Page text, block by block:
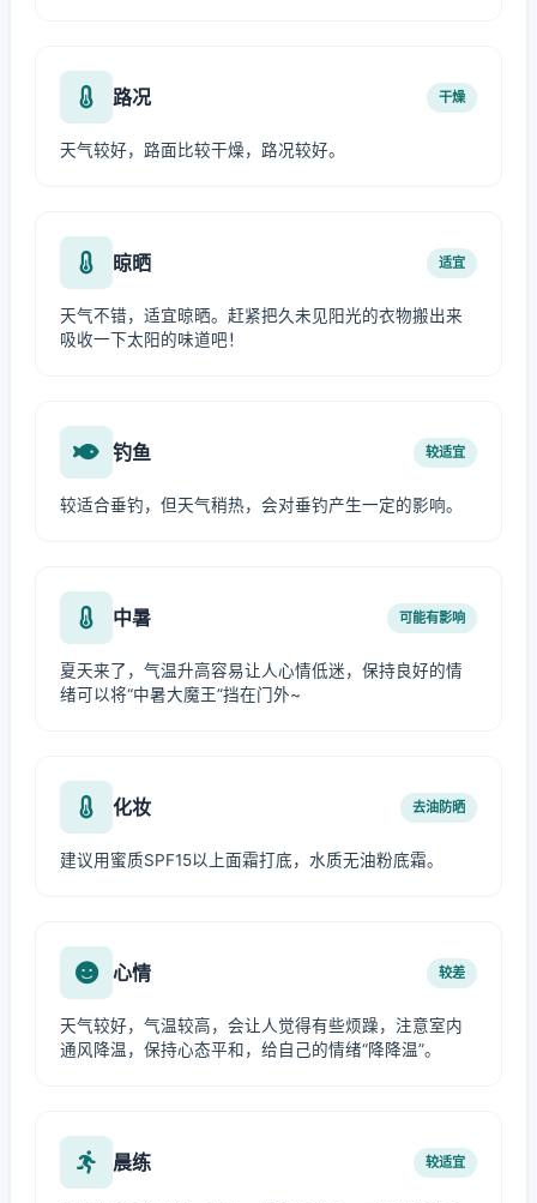
路况 干燥
天气较好，路面比较干燥，路况较好。
晾晒 适宜
天气不错，适宜晾晒。赶紧把久未见阳光的衣物搬出来
吸收一下太阳的味道吧！
钓鱼 较适宜
较适合垂钓，但天气稍热，会对垂钓产生一定的影响。
中暑 可能有影响
夏天来了，气温升高容易让人心情低迷，保持良好的情
绪可以将“中暑大魔王”挡在门外~
化妆 去油防晒
建议用蜜质SPF15以上面霜打底，水质无油粉底霜。
心情 较差
天气较好，气温较高，会让人觉得有些烦躁，注意室内
通风降温，保持心态平和，给自己的情绪“降降温”。
晨练 较适宜